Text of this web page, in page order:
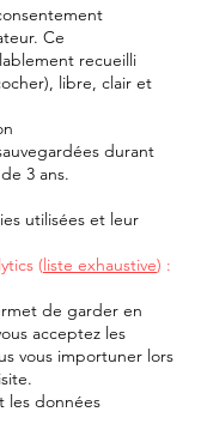
Ce
recueilli
libre, clair et
durant
3 ans.
utilisées et leur
(liste exhaustive) :
de garder en
acceptez les
vous importuner lors
les données